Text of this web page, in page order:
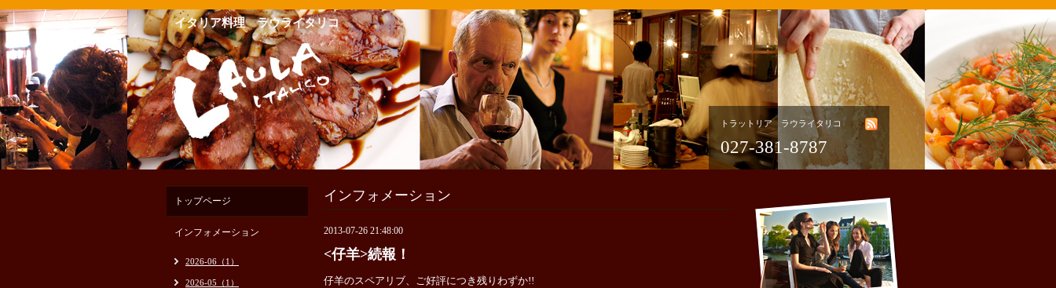
トラットリア ラウライタリコ
027-381-8787
イタリア料理 ラウライタリコ
インフォメーション
2013-07-26 21:48:00
<仔羊>続報！
仔羊のスペアリブ、ご好評につき残りわずか!!
トップページ
インフォメーション
2026-06（1）
2026-05（1）